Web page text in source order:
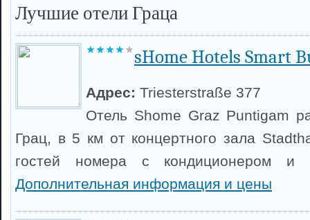
Лучшие отели Граца
sHome Hotels Smart
Адрес: Triesterstraße 377
Отель Shome Graz Puntigam
Грац, в 5 км от концертного зала
гостей номера с кондиционером и
Дополнительная информация и цены